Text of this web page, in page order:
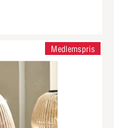
Medlemspris